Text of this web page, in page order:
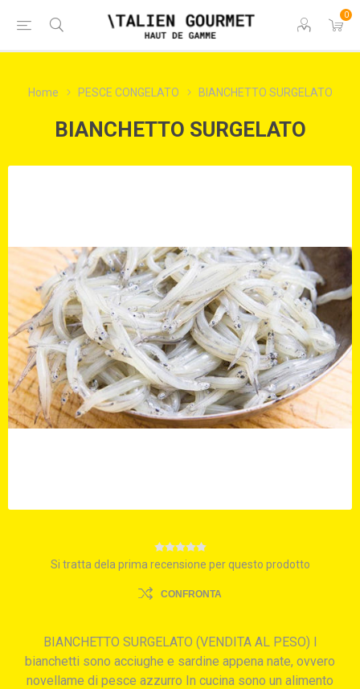
0
Home PESCE CONGELATO BIANCHETTO SURGELATO
BIANCHETTO SURGELATO
Si tratta dela prima recensione per questo prodotto
CONFRONTA
BIANCHETTO SURGELATO (VENDITA AL PESO) I
bianchetti sono acciughe e sardine appena nate, ovvero
novellame di pesce azzurro In cucina sono un alimento